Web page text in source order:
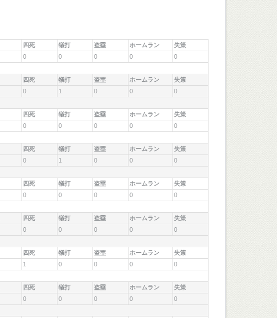
四死 犠打 盗塁 ホームラン
失策
0 0 0 0
0
四死 犠打 盗塁 ホームラン
失策
0 1 0 0
0
四死 犠打 盗塁 ホームラン
失策
0 0 0 0
0
四死 犠打 盗塁 ホームラン
失策
0 1 0 0
0
四死 犠打 盗塁 ホームラン
失策
0 0 0 0
0
四死 犠打 盗塁 ホームラン
失策
0 0 0 0
0
四死 犠打 盗塁 ホームラン
失策
1 0 0 0
0
四死 犠打 盗塁 ホームラン
失策
0 0 0 0
0